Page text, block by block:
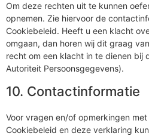
Om deze rechten uit te kunnen
opnemen. Zie hiervoor de
Cookiebeleid. Heeft u een klacht
omgaan, dan horen wij dit graag
recht om een klacht in te dienen bij
Autoriteit Persoonsgegevens).
10. Contactinformatie
Voor vragen en/of opmerkingen
Cookiebeleid en deze verklaring